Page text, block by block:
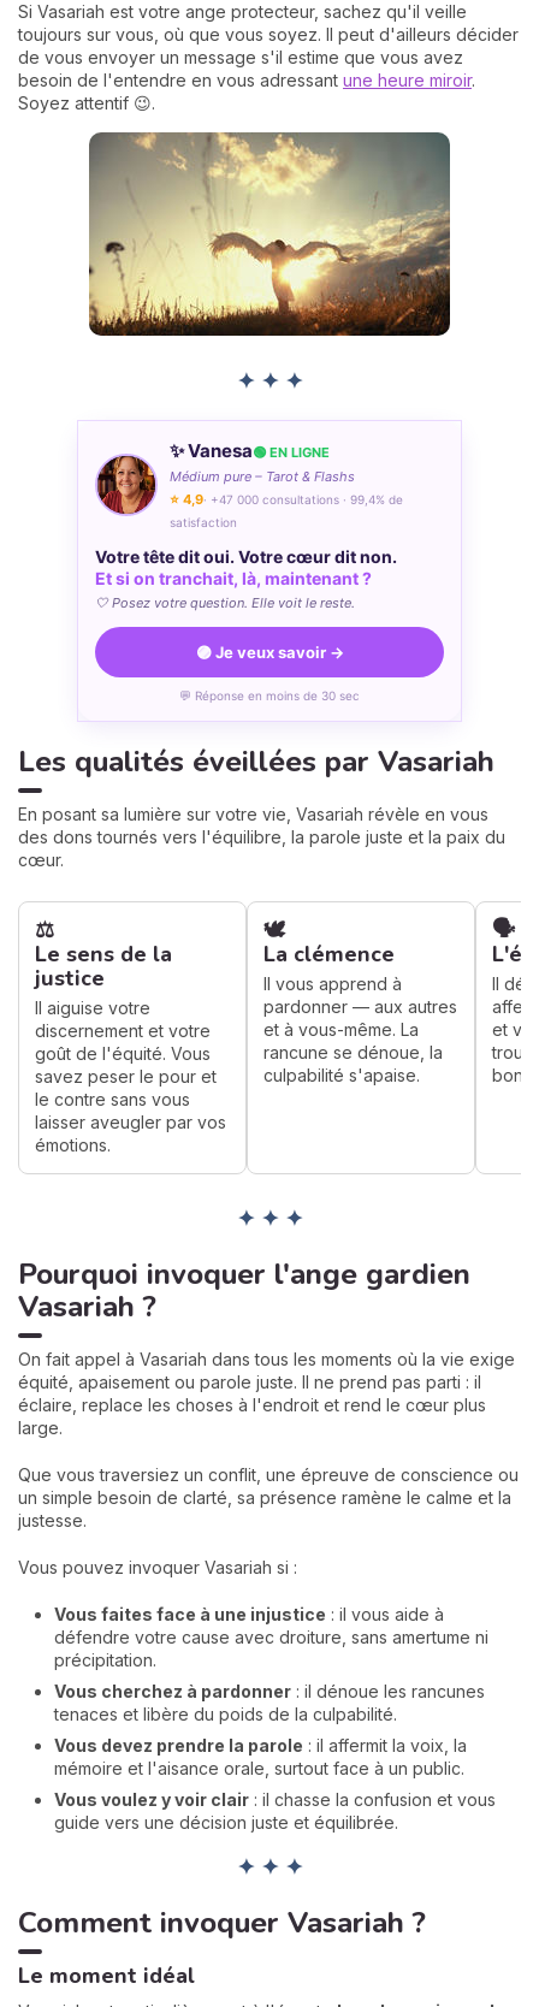
Si Vasariah est votre ange protecteur, sachez qu'il veille
toujours sur vous, où que vous soyez. Il peut d'ailleurs décider
de vous envoyer un message s'il estime que vous avez
besoin de l'entendre en vous adressant une heure miroir.
Soyez attentif 😉.
✦ ✦ ✦
✨ Vanesa🟢 EN LIGNE
Médium pure – Tarot & Flashs
⭐ 4,9· +47 000 consultations · 99,4% de
satisfaction
Votre tête dit oui. Votre cœur dit non.
Et si on tranchait, là, maintenant ?
🤍 Posez votre question. Elle voit le reste.
🟣 Je veux savoir →
💬 Réponse en moins de 30 sec
Les qualités éveillées par Vasariah
En posant sa lumière sur votre vie, Vasariah révèle en vous
des dons tournés vers l'équilibre, la parole juste et la paix du
cœur.
⚖️
Le sens de la
justice
Il aiguise votre
discernement et votre
goût de l'équité. Vous
savez peser le pour et
le contre sans vous
laisser aveugler par vos
émotions.
🕊️
La clémence
Il vous apprend à
pardonner — aux autres
et à vous-même. La
rancune se dénoue, la
culpabilité s'apaise.
🗣️
Il
et
bon
✦ ✦ ✦
Pourquoi invoquer l'ange gardien
Vasariah ?
On fait appel à Vasariah dans tous les moments où la vie exige
équité, apaisement ou parole juste. Il ne prend pas parti : il
éclaire, replace les choses à l'endroit et rend le cœur plus
large.
Que vous traversiez un conflit, une épreuve de conscience ou
un simple besoin de clarté, sa présence ramène le calme et la
justesse.
Vous pouvez invoquer Vasariah si :
Vous faites face à une injustice : il vous aide à
défendre votre cause avec droiture, sans amertume ni
précipitation.
Vous cherchez à pardonner : il dénoue les rancunes
tenaces et libère du poids de la culpabilité.
Vous devez prendre la parole : il affermit la voix, la
mémoire et l'aisance orale, surtout face à un public.
Vous voulez y voir clair : il chasse la confusion et vous
guide vers une décision juste et équilibrée.
✦ ✦ ✦
Comment invoquer Vasariah ?
Le moment idéal